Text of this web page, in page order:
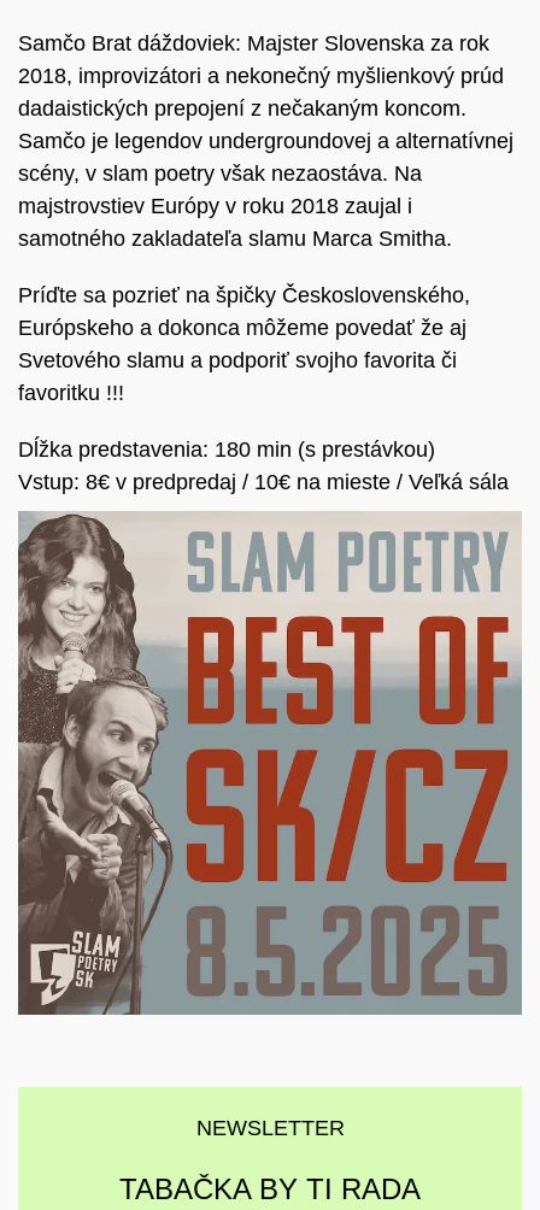
Samčo Brat dáždoviek: Majster Slovenska za rok
2018, improvizátori a nekonečný myšlienkový prúd
dadaistických prepojení z nečakaným koncom.
Samčo je legendov undergroundovej a alternatívnej
scény, v slam poetry však nezaostáva. Na
majstrovstiev Európy v roku 2018 zaujal i
samotného zakladateľa slamu Marca Smitha.
Príďte sa pozrieť na špičky Československého,
Európskeho a dokonca môžeme povedať že aj
Svetového slamu a podporiť svojho favorita či
favoritku !!!
Dĺžka predstavenia: 180 min (s prestávkou)
Vstup: 8€ v predpredaj / 10€ na mieste / Veľká sála
NEWSLETTER
TABAČKA BY TI RADA